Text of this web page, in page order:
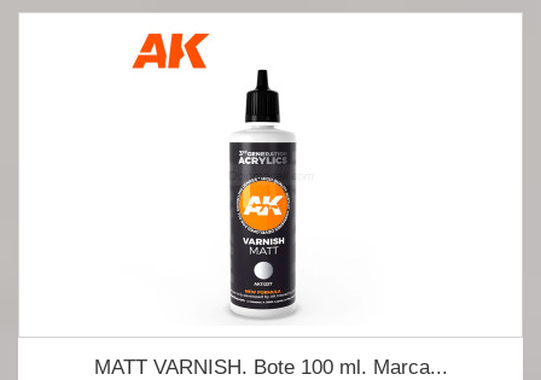
MATT VARNISH. Bote 100 ml. Marca...